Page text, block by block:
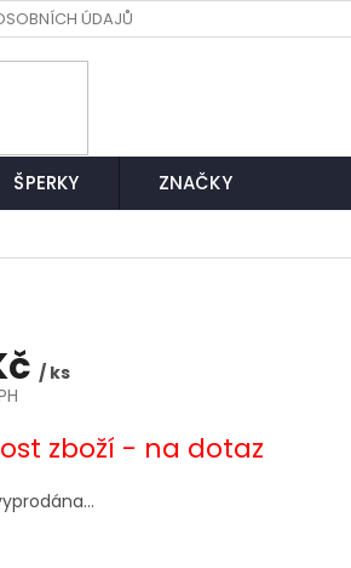
ÚDAJŮ
ŠPERKY ZNAČKY
/ ks
zboží - na dotaz